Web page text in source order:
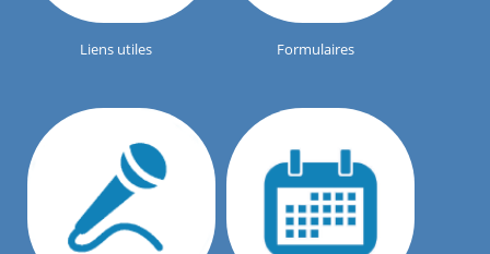
Liens utiles Formulaires